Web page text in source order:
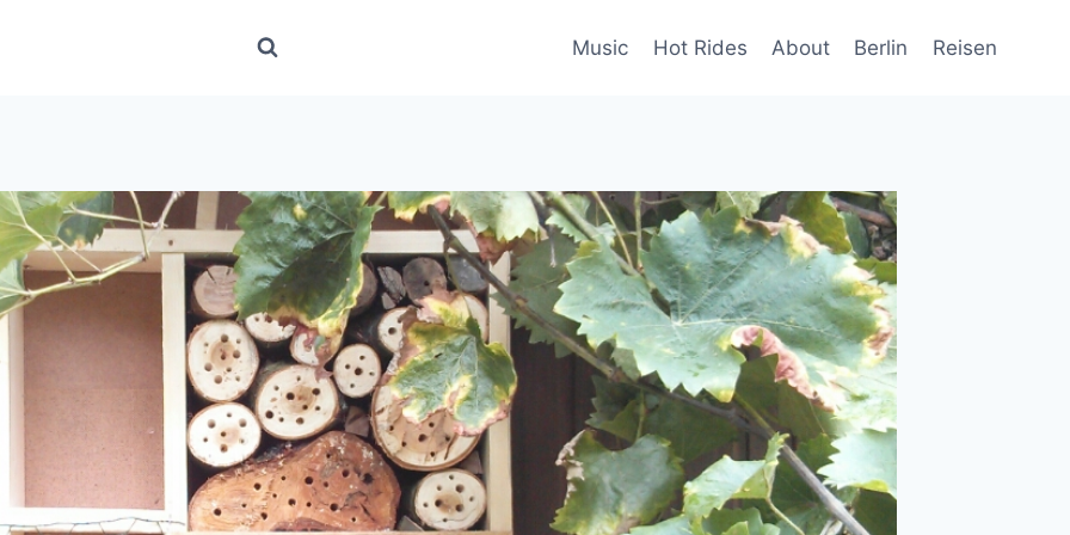
Music Hot Rides About Berlin Reisen